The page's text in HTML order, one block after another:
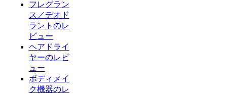
フレグラン
ス／デオド
ラントのレ
ビュー
ヘアドライ
ヤーのレビ
ュー
ボディメイ
ク機器のレ